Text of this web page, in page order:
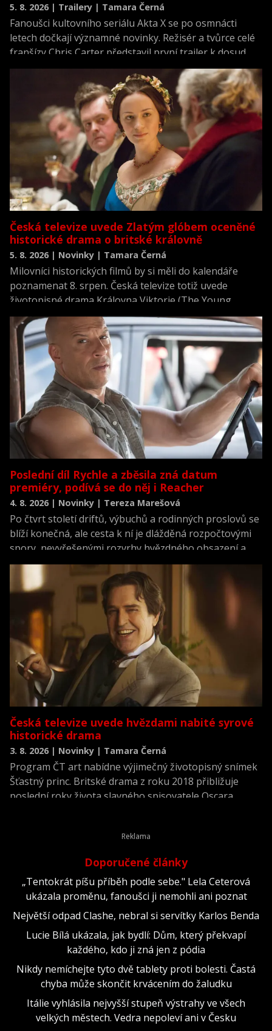
5. 8. 2026 | Trailery | Tamara Černá
Fanoušci kultovního seriálu Akta X se po osmnácti
letech dočkají významné novinky. Režisér a tvůrce celé
franšízy Chris Carter představil první trailer k dosud
neviděné režisérské verzi filmu Akta X: Chci uvěřit.
Česká televize uvede Zlatým glóbem oceněné
historické drama o britské královně
5. 8. 2026 | Novinky | Tamara Černá
Milovníci historických filmů by si měli do kalendáře
poznamenat 8. srpen. Česká televize totiž uvede
životopisné drama Královna Viktorie (The Young
Victoria) z roku 2009.
Poslední díl Rychle a zběsila zná datum
premiéry, podívá se do něj i Reacher
4. 8. 2026 | Novinky | Tereza Marešová
Po čtvrt století driftů, výbuchů a rodinných proslovů se
blíží konečná, ale cesta k ní je dlážděná rozpočtovými
spory, nevyřešenými rozvrhy hvězdného obsazení a
scénářem, který prý dojímá i ostříleného akčního
hrdinu k slzám.
Česká televize uvede hvězdami nabité syrové
historické drama
3. 8. 2026 | Novinky | Tamara Černá
Program ČT art nabídne výjimečný životopisný snímek
Šťastný princ. Britské drama z roku 2018 přibližuje
poslední roky života slavného spisovatele Oscara
odmítnutí. Film napsal, režíroval a zároveň si v něm
Doporučené články
„Tentokrát píšu příběh podle sebe." Lela Ceterová
ukázala proměnu, fanoušci ji nemohli ani poznat
Největší odpad Clashe, nebral si servítky Karlos Benda
Lucie Bílá ukázala, jak bydlí: Dům, který překvapí
každého, kdo ji zná jen z pódia
Nikdy nemíchejte tyto dvě tablety proti bolesti. Častá
chyba může skončit krvácením do žaludku
Itálie vyhlásila nejvyšší stupeň výstrahy ve všech
velkých městech. Vedra nepoleví ani v Česku